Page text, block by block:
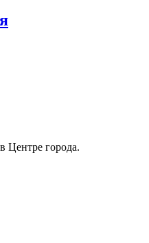
Центре города.